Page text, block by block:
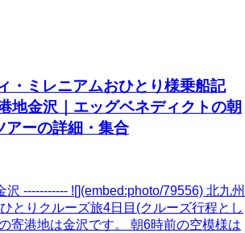
・ミレニアムおひとり様乗船記
地金沢｜エッグベネディクトの朝
アーの詳細・集合
----------- ![](embed:photo/79556) 北九州
とりクルーズ旅4日目(クルーズ行程とし
寄港地は金沢です。 朝6時前の空模様は